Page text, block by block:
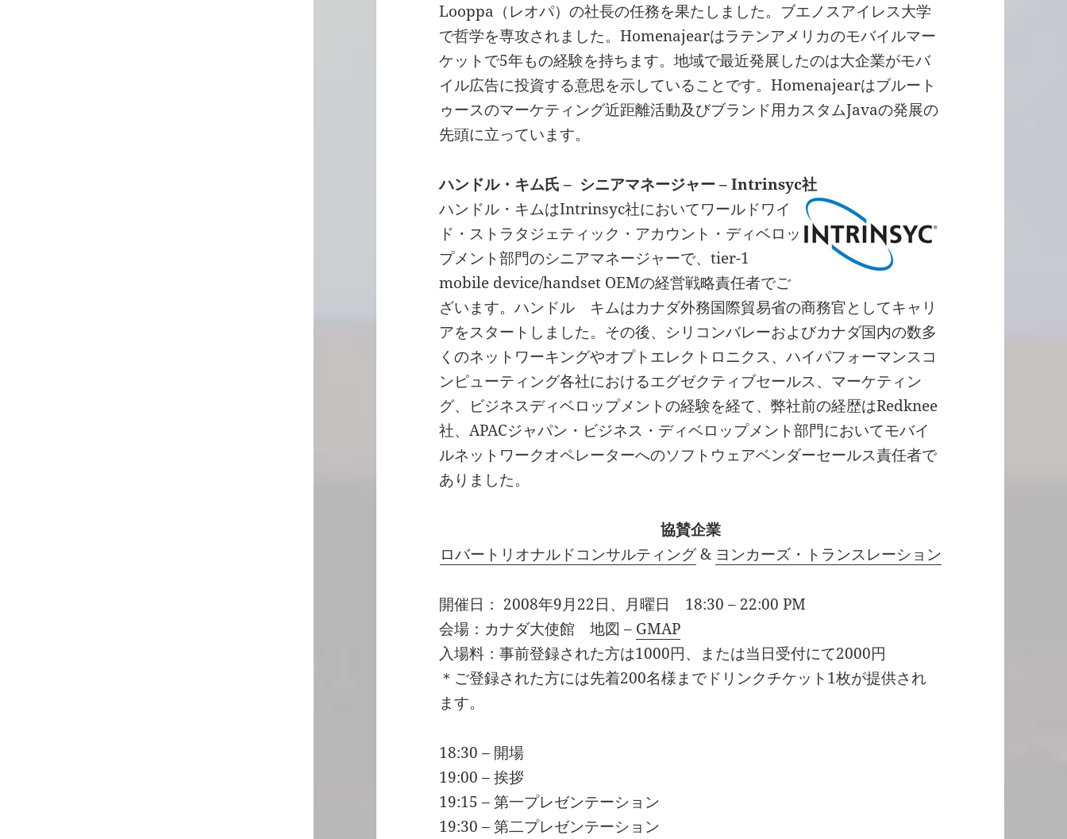
Looppa（レオパ）の社長の任務を果たしました。ブエノスアイレス大学
で哲学を専攻されました。Homenajearはラテンアメリカのモバイルマー
ケットで5年もの経験を持ちます。地域で最近発展したのは大企業がモバ
イル広告に投資する意思を示していることです。Homenajearはブルート
ゥースのマーケティング近距離活動及びブランド用カスタムJavaの発展の
先頭に立っています。
ハンドル・キム氏 – シニアマネージャー – Intrinsyc社
ハンドル・キムはIntrinsyc社においてワールドワイ
ド・ストラタジェティック・アカウント・ディベロッ
プメント部門のシニアマネージャーで、tier-1
mobile device/handset OEMの経営戦略責任者でご
ざいます。ハンドル キムはカナダ外務国際貿易省の商務官としてキャリ
アをスタートしました。その後、シリコンバレーおよびカナダ国内の数多
くのネットワーキングやオプトエレクトロニクス、ハイパフォーマンスコ
ンピューティング各社におけるエグゼクティブセールス、マーケティン
グ、ビジネスディベロップメントの経験を経て、弊社前の経歴はRedknee
社、APACジャパン・ビジネス・ディベロップメント部門においてモバイ
ルネットワークオペレーターへのソフトウェアベンダーセールス責任者で
ありました。
協賛企業
ロバートリオナルドコンサルティング& ヨンカーズ・トランスレーション
開催日： 2008年9月22日、月曜日 18:30 – 22:00 PM
会場：カナダ大使館 地図 – GMAP
入場料：事前登録された方は1000円、または当日受付にて2000円
＊ご登録された方には先着200名様までドリンクチケット1枚が提供され
ます。
18:30 – 開場
19:00 – 挨拶
19:15 – 第一プレゼンテーション
19:30 – 第二プレゼンテーション